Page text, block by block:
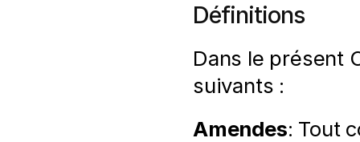
Définitions
Dans le présent
suivants :
Amendes: Tout